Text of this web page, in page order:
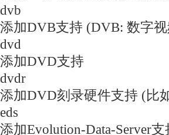
dvb
添加DVB支持 (DVB: 数字
dvd
添加DVD支持
dvdr
添加DVD刻录硬件支持 (比
eds
添加Evolution-Data-Server